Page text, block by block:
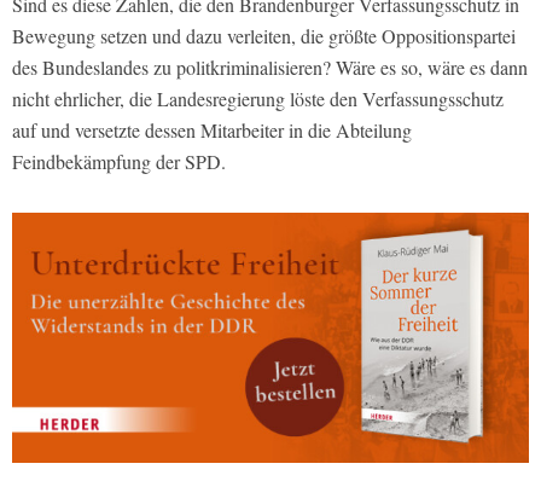
Bewegung setzen und dazu verleiten, die größte Oppositionspartei
des Bundeslandes zu politkriminalisieren? Wäre es so, wäre es dann
nicht ehrlicher, die Landesregierung löste den Verfassungsschutz
auf und versetzte dessen Mitarbeiter in die Abteilung
Feindbekämpfung der SPD.